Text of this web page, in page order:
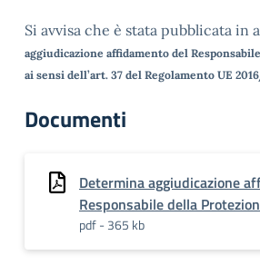
Si avvisa che è stata pubblicata in
aggiudicazione affidamento del
ai sensi dell’art. 37 del Regolamento UE
Documenti
Determina aggiudicazione
Responsabile della
pdf - 365 kb